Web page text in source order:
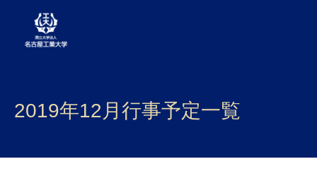
学部・大学院・センター
2019年12月行事予定一覧